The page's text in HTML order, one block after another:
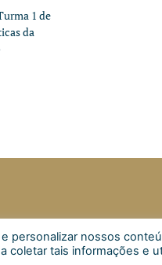
1 de
da
personalizar nossos
coletar tais informações e